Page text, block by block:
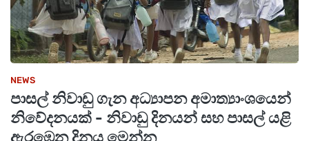
NEWS
පාසල් නිවාඩු ගැන අධ්‍යාපන අමාත්‍යාංශයෙන්
නිවේදනයක් - නිවාඩු දිනයන් සහ පාසල් යළි